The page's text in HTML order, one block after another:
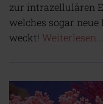
zur intrazellulären
welches sogar
weckt! Weiterlesen...